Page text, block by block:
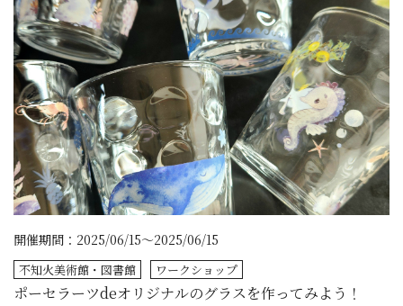
ポーセラーツdeオリジナルのグラスを作ってみよう！
開催期間：2025/06/15～2025/06/15
不知火美術館・図書館 ワークショップ